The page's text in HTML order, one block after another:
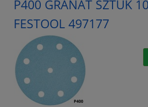
P400 GRANAT SZTUK
FESTOOL 497177